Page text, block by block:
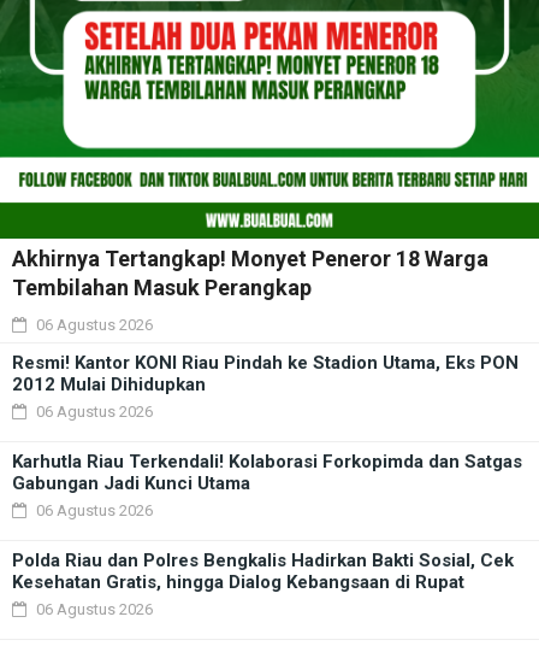
Akhirnya Tertangkap! Monyet Peneror 18 Warga
Tembilahan Masuk Perangkap
06 Agustus 2026
Resmi! Kantor KONI Riau Pindah ke Stadion Utama, Eks PON
2012 Mulai Dihidupkan
06 Agustus 2026
Karhutla Riau Terkendali! Kolaborasi Forkopimda dan Satgas
Gabungan Jadi Kunci Utama
06 Agustus 2026
Polda Riau dan Polres Bengkalis Hadirkan Bakti Sosial, Cek
Kesehatan Gratis, hingga Dialog Kebangsaan di Rupat
06 Agustus 2026